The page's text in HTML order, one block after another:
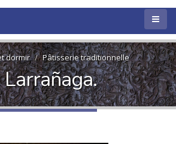
dormir Pâtisserie traditionnelle